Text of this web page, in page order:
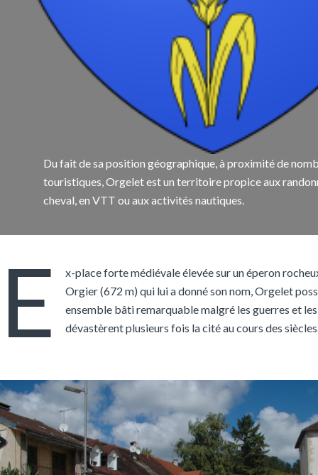
Du fait de sa position géographique, à proximité de
touristiques, Orgelet est un territoire propice aux
cheval, en VTT ou aux activités nautiques.
E
x-place forte médiévale élevée sur un éperon
Orgier (672 m) qui lui a donné son nom, Orgelet
ensemble bâti remarquable malgré les guerres et
dévastèrent plusieurs fois la cité au cours des